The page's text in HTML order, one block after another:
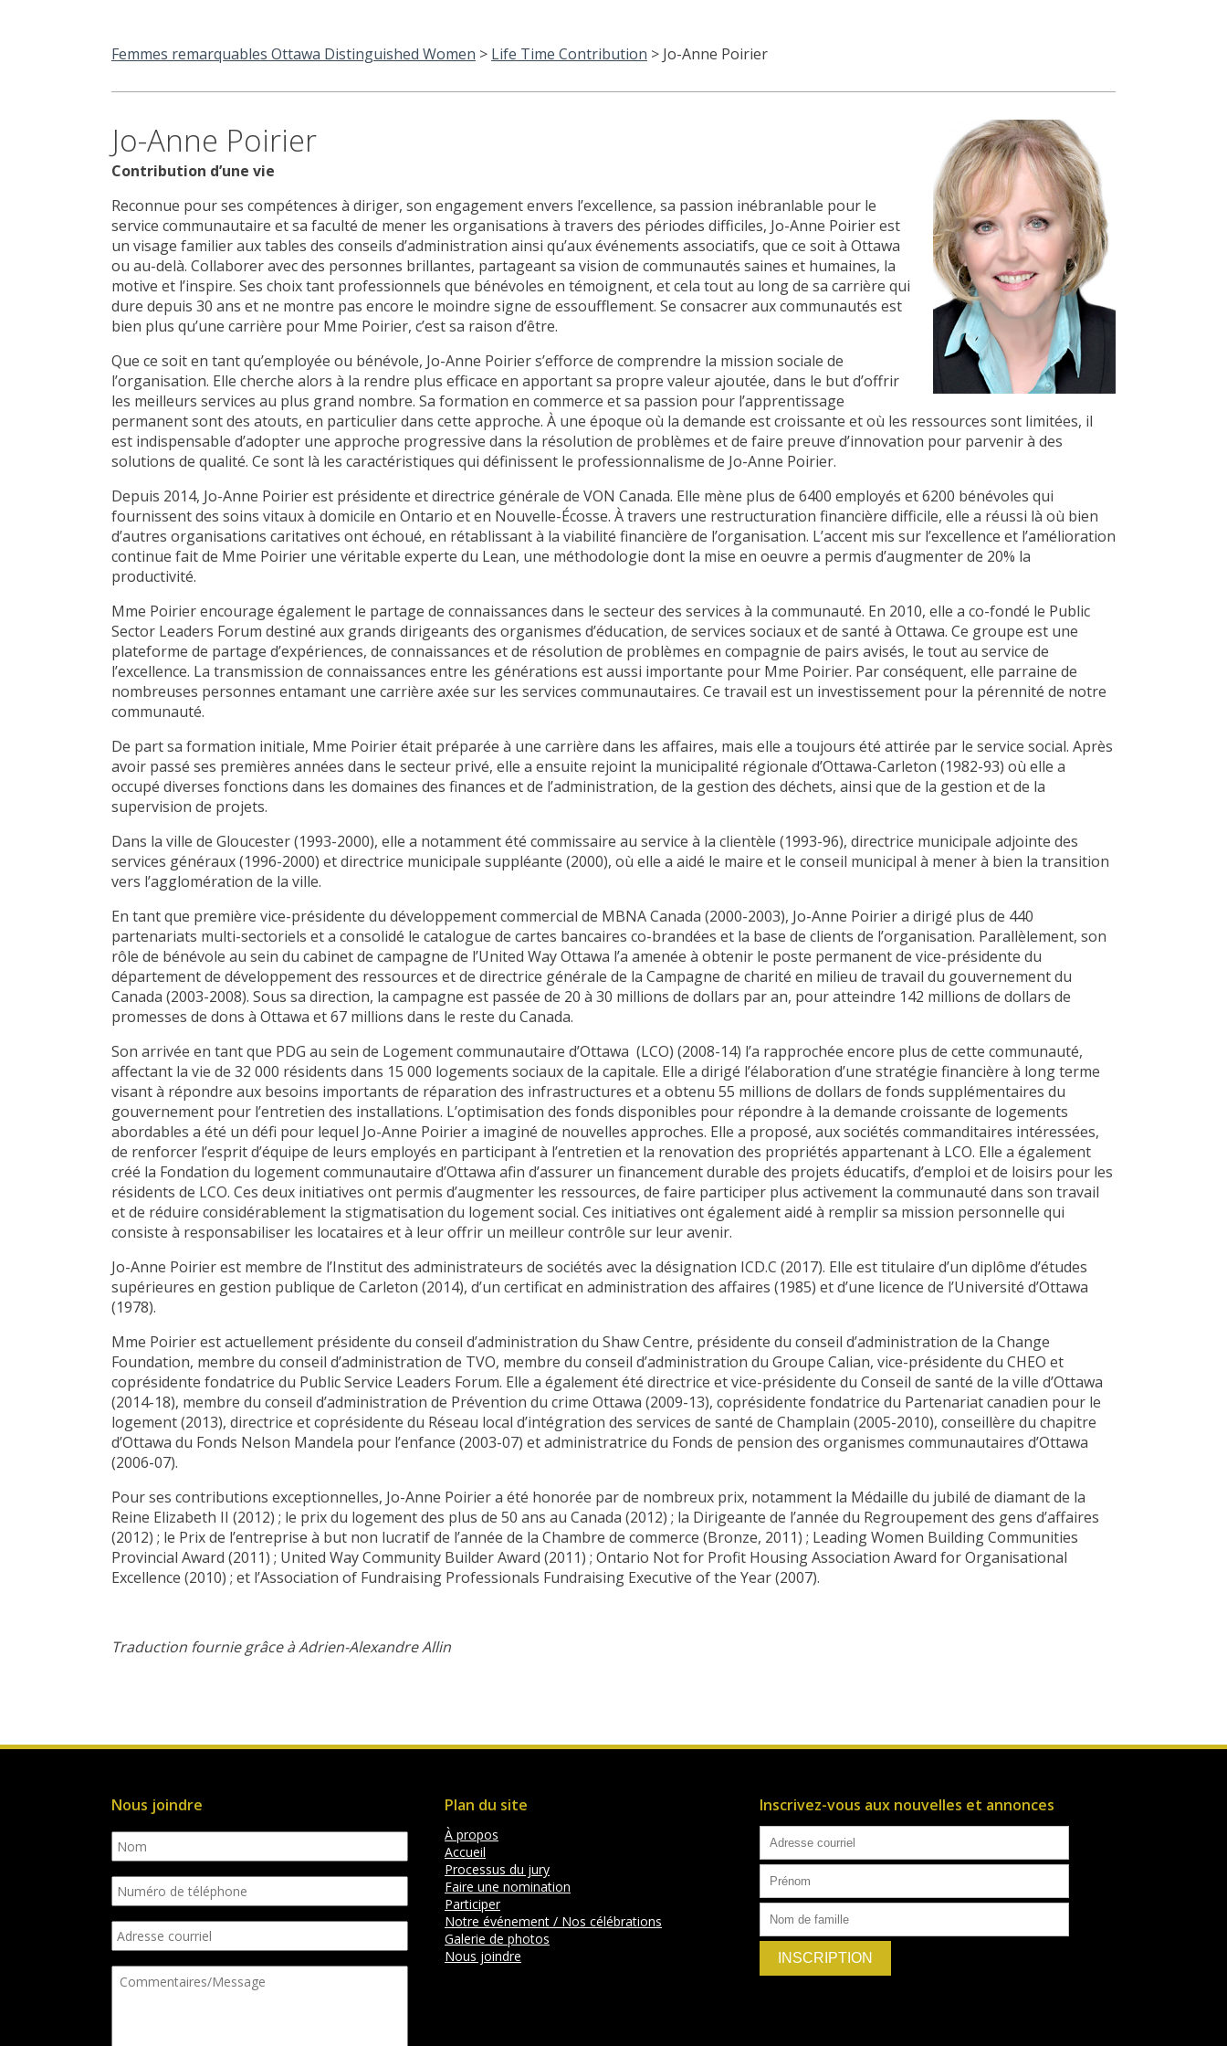
Femmes remarquables Ottawa Distinguished Women > Life Time Contribution > Jo-Anne Poirier
Jo-Anne Poirier
Contribution d’une vie
Reconnue pour ses compétences à diriger, son engagement envers l’excellence, sa passion inébranlable pour le
service communautaire et sa faculté de mener les organisations à travers des périodes difficiles, Jo-Anne Poirier est
un visage familier aux tables des conseils d’administration ainsi qu’aux événements associatifs, que ce soit à Ottawa
ou au-delà. Collaborer avec des personnes brillantes, partageant sa vision de communautés saines et humaines, la
motive et l’inspire. Ses choix tant professionnels que bénévoles en témoignent, et cela tout au long de sa carrière qui
dure depuis 30 ans et ne montre pas encore le moindre signe de essoufflement. Se consacrer aux communautés est
bien plus qu’une carrière pour Mme Poirier, c’est sa raison d’être.
Que ce soit en tant qu’employée ou bénévole, Jo-Anne Poirier s’efforce de comprendre la mission sociale de
l’organisation. Elle cherche alors à la rendre plus efficace en apportant sa propre valeur ajoutée, dans le but d’offrir
les meilleurs services au plus grand nombre. Sa formation en commerce et sa passion pour l’apprentissage
permanent sont des atouts, en particulier dans cette approche. À une époque où la demande est croissante et où les ressources sont limitées, il
est indispensable d’adopter une approche progressive dans la résolution de problèmes et de faire preuve d’innovation pour parvenir à des
solutions de qualité. Ce sont là les caractéristiques qui définissent le professionnalisme de Jo-Anne Poirier.
Depuis 2014, Jo-Anne Poirier est présidente et directrice générale de VON Canada. Elle mène plus de 6400 employés et 6200 bénévoles qui
fournissent des soins vitaux à domicile en Ontario et en Nouvelle-Écosse. À travers une restructuration financière difficile, elle a réussi là où bien
d’autres organisations caritatives ont échoué, en rétablissant à la viabilité financière de l’organisation. L’accent mis sur l’excellence et l’amélioration
continue fait de Mme Poirier une véritable experte du Lean, une méthodologie dont la mise en oeuvre a permis d’augmenter de 20% la
productivité.
Mme Poirier encourage également le partage de connaissances dans le secteur des services à la communauté. En 2010, elle a co-fondé le Public
Sector Leaders Forum destiné aux grands dirigeants des organismes d’éducation, de services sociaux et de santé à Ottawa. Ce groupe est une
plateforme de partage d’expériences, de connaissances et de résolution de problèmes en compagnie de pairs avisés, le tout au service de
l’excellence. La transmission de connaissances entre les générations est aussi importante pour Mme Poirier. Par conséquent, elle parraine de
nombreuses personnes entamant une carrière axée sur les services communautaires. Ce travail est un investissement pour la pérennité de notre
communauté.
De part sa formation initiale, Mme Poirier était préparée à une carrière dans les affaires, mais elle a toujours été attirée par le service social. Après
avoir passé ses premières années dans le secteur privé, elle a ensuite rejoint la municipalité régionale d’Ottawa-Carleton (1982-93) où elle a
occupé diverses fonctions dans les domaines des finances et de l’administration, de la gestion des déchets, ainsi que de la gestion et de la
supervision de projets.
Dans la ville de Gloucester (1993-2000), elle a notamment été commissaire au service à la clientèle (1993-96), directrice municipale adjointe des
services généraux (1996-2000) et directrice municipale suppléante (2000), où elle a aidé le maire et le conseil municipal à mener à bien la transition
vers l’agglomération de la ville.
En tant que première vice-présidente du développement commercial de MBNA Canada (2000-2003), Jo-Anne Poirier a dirigé plus de 440
partenariats multi-sectoriels et a consolidé le catalogue de cartes bancaires co-brandées et la base de clients de l’organisation. Parallèlement, son
rôle de bénévole au sein du cabinet de campagne de l’United Way Ottawa l’a amenée à obtenir le poste permanent de vice-présidente du
département de développement des ressources et de directrice générale de la Campagne de charité en milieu de travail du gouvernement du
Canada (2003-2008). Sous sa direction, la campagne est passée de 20 à 30 millions de dollars par an, pour atteindre 142 millions de dollars de
promesses de dons à Ottawa et 67 millions dans le reste du Canada.
Son arrivée en tant que PDG au sein de Logement communautaire d’Ottawa (LCO) (2008-14) l’a rapprochée encore plus de cette communauté,
affectant la vie de 32 000 résidents dans 15 000 logements sociaux de la capitale. Elle a dirigé l’élaboration d’une stratégie financière à long terme
visant à répondre aux besoins importants de réparation des infrastructures et a obtenu 55 millions de dollars de fonds supplémentaires du
gouvernement pour l’entretien des installations. L’optimisation des fonds disponibles pour répondre à la demande croissante de logements
abordables a été un défi pour lequel Jo-Anne Poirier a imaginé de nouvelles approches. Elle a proposé, aux sociétés commanditaires intéressées,
de renforcer l’esprit d’équipe de leurs employés en participant à l’entretien et la renovation des propriétés appartenant à LCO. Elle a également
créé la Fondation du logement communautaire d’Ottawa afin d’assurer un financement durable des projets éducatifs, d’emploi et de loisirs pour les
résidents de LCO. Ces deux initiatives ont permis d’augmenter les ressources, de faire participer plus activement la communauté dans son travail
et de réduire considérablement la stigmatisation du logement social. Ces initiatives ont également aidé à remplir sa mission personnelle qui
consiste à responsabiliser les locataires et à leur offrir un meilleur contrôle sur leur avenir.
Jo-Anne Poirier est membre de l’Institut des administrateurs de sociétés avec la désignation ICD.C (2017). Elle est titulaire d’un diplôme d’études
supérieures en gestion publique de Carleton (2014), d’un certificat en administration des affaires (1985) et d’une licence de l’Université d’Ottawa
(1978).
Mme Poirier est actuellement présidente du conseil d’administration du Shaw Centre, présidente du conseil d’administration de la Change
Foundation, membre du conseil d’administration de TVO, membre du conseil d’administration du Groupe Calian, vice-présidente du CHEO et
coprésidente fondatrice du Public Service Leaders Forum. Elle a également été directrice et vice-présidente du Conseil de santé de la ville d’Ottawa
(2014-18), membre du conseil d’administration de Prévention du crime Ottawa (2009-13), coprésidente fondatrice du Partenariat canadien pour le
logement (2013), directrice et coprésidente du Réseau local d’intégration des services de santé de Champlain (2005-2010), conseillère du chapitre
d’Ottawa du Fonds Nelson Mandela pour l’enfance (2003-07) et administratrice du Fonds de pension des organismes communautaires d’Ottawa
(2006-07).
Pour ses contributions exceptionnelles, Jo-Anne Poirier a été honorée par de nombreux prix, notamment la Médaille du jubilé de diamant de la
Reine Elizabeth II (2012) ; le prix du logement des plus de 50 ans au Canada (2012) ; la Dirigeante de l’année du Regroupement des gens d’affaires
(2012) ; le Prix de l’entreprise à but non lucratif de l’année de la Chambre de commerce (Bronze, 2011) ; Leading Women Building Communities
Provincial Award (2011) ; United Way Community Builder Award (2011) ; Ontario Not for Profit Housing Association Award for Organisational
Excellence (2010) ; et l’Association of Fundraising Professionals Fundraising Executive of the Year (2007).
Traduction fournie grâce à Adrien-Alexandre Allin
Nous joindre
Nom
Numéro
de
Adresse
courriel
Commentaires/Message
Plan du site
À propos
Accueil
Processus du jury
Faire une nomination
Participer
Notre événement / Nos célébrations
Galerie de photos
Nous joindre
Inscrivez-vous aux nouvelles et annonces